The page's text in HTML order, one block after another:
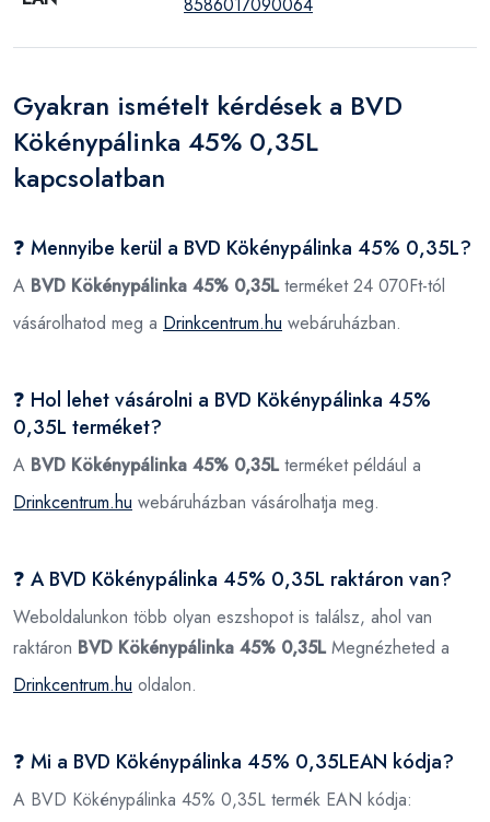
Gyakran ismételt kérdések a BVD
Kökénypálinka 45% 0,35L
kapcsolatban
❓ Mennyibe kerül a BVD Kökénypálinka 45% 0,35L?
A BVD Kökénypálinka 45% 0,35Lterméket 24 070Ft-tól
vásárolhatod meg a Drinkcentrum.hu webáruházban.
❓ Hol lehet vásárolni a BVD Kökénypálinka 45%
0,35L terméket?
A BVD Kökénypálinka 45% 0,35Lterméket például a
Drinkcentrum.hu webáruházban vásárolhatja meg.
❓ A BVD Kökénypálinka 45% 0,35L raktáron van?
Weboldalunkon több olyan eszshopot is találsz, ahol van
raktáron BVD Kökénypálinka 45% 0,35LMegnézheted a
Drinkcentrum.hu oldalon.
❓ Mi a BVD Kökénypálinka 45% 0,35LEAN kódja?
A BVD Kökénypálinka 45% 0,35L termék EAN kódja: